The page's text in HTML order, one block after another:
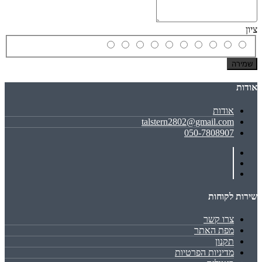
ציון
שמירה
אודות
אודות
talstern2802@gmail.com
050-7808907
שירות לקוחות
צרו קשר
מפת האתר
תקנון
מדיניות הפרטיות